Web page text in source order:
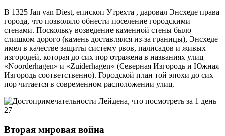
В 1325 Jan van Diest, епископ Утрехта , даровал Энсхеде права
города, что позволяло обнести поселение городскими
стенами. Поскольку возведение каменной стены было
слишком дорого (камень доставлялся из-за границы), Энсхеде
имел в качестве защиты систему рвов, палисадов и живых
изгородей, которая до сих пор отражена в названиях улиц
«Noorderhagen» и «Zuiderhagen» (Северная Изгородь и Южная
Изгородь соответственно). Городской план той эпохи до сих
пор читается в современном расположении улиц.
Вторая мировая война